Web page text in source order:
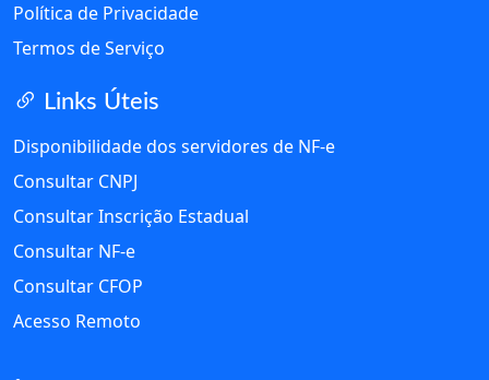
Política de Privacidade
Termos de Serviço
Links Úteis
Disponibilidade dos servidores de NF-e
Consultar CNPJ
Consultar Inscrição Estadual
Consultar NF-e
Consultar CFOP
Acesso Remoto